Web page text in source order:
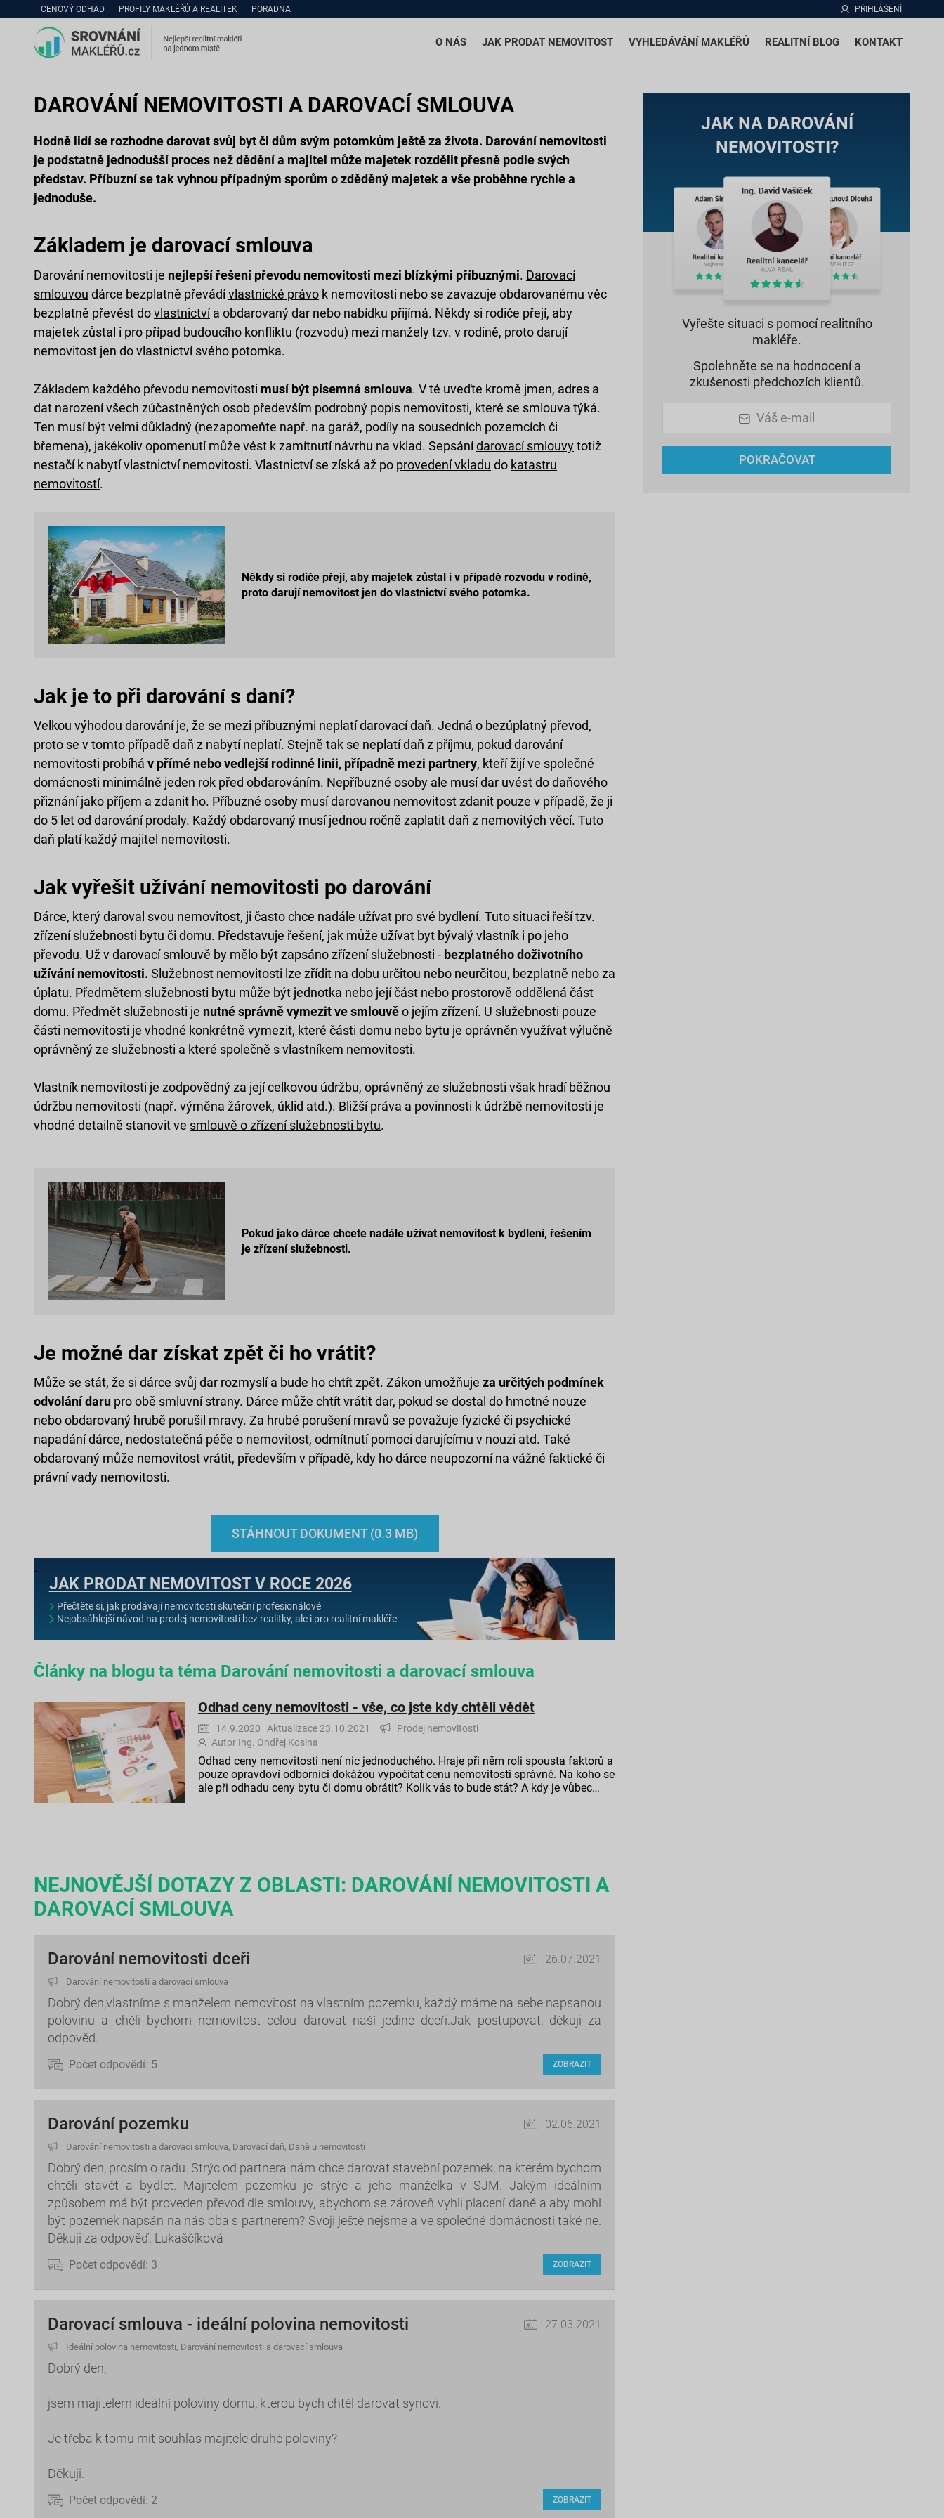
CENOVÝ ODHAD PROFILY MAKLÉŘŮ A REALITEK PORADNA PŘIHLÁŠENÍ
O NÁS JAK PRODAT NEMOVITOST VYHLEDÁVÁNÍ MAKLÉŘŮ REALITNÍ BLOG KONTAKT
DAROVÁNÍ NEMOVITOSTI A DAROVACÍ SMLOUVA
Hodně lidí se rozhodne darovat svůj byt či dům svým potomkům ještě za života. Darování nemovitosti
je podstatně jednodušší proces než dědění a majitel může majetek rozdělit přesně podle svých
představ. Příbuzní se tak vyhnou případným sporům o zděděný majetek a vše proběhne rychle a
jednoduše.
Základem je darovací smlouva
Darování nemovitosti je nejlepší řešení převodu nemovitosti mezi blízkými příbuznými. Darovací
smlouvou dárce bezplatně převádívlastnické právo k nemovitosti nebo se zavazuje obdarovanému věc
bezplatně převést dovlastnictvía obdarovaný dar nebo nabídku přijímá. Někdy si rodiče přejí, aby
majetek zůstal i pro případ budoucího konfliktu (rozvodu) mezi manžely tzv. v rodině, proto darují
nemovitost jen do vlastnictví svého potomka.
Základem každého převodu nemovitosti musí být písemná smlouva. V té uveďte kromě jmen, adres a
dat narození všech zúčastněných osob především podrobný popis nemovitosti, které se smlouva týká.
Ten musí být velmi důkladný (nezapomeňte např. na garáž, podíly na sousedních pozemcích či
břemena), jakékoliv opomenutí může vést k zamítnutí návrhu na vklad. Sepsánídarovací smlouvytotiž
nestačí k nabytí vlastnictví nemovitosti. Vlastnictví se získá až po provedení vkladu do katastru
nemovitostí.
Někdy si rodiče přejí, aby majetek zůstal i v případě rozvodu v rodině,
proto darují nemovitost jen do vlastnictví svého potomka.
Jak je to při darování s daní?
Velkou výhodou darování je, že se mezi příbuznými neplatídarovací daň. Jedná o bezúplatný převod,
proto se v tomto případě daň z nabytíneplatí. Stejně tak se neplatí daň z příjmu, pokud darování
nemovitosti probíhá v přímé nebo vedlejší rodinné linii, případně mezi partnery, kteří žijí ve společné
domácnosti minimálně jeden rok před obdarováním. Nepříbuzné osoby ale musí dar uvést do daňového
přiznání jako příjem a zdanit ho. Příbuzné osoby musí darovanou nemovitost zdanit pouze v případě, že ji
do 5 let od darování prodaly. Každý obdarovaný musí jednou ročně zaplatit daň z nemovitých věcí. Tuto
daň platí každý majitel nemovitosti.
Jak vyřešit užívání nemovitosti po darování
Dárce, který daroval svou nemovitost, ji často chce nadále užívat pro své bydlení. Tuto situaci řeší tzv.
zřízení služebnosti bytu či domu. Představuje řešení, jak může užívat byt bývalý vlastník i po jeho
převodu. Už v darovací smlouvě by mělo být zapsáno zřízení služebnosti - bezplatného doživotního
užívání nemovitosti. Služebnost nemovitosti lze zřídit na dobu určitou nebo neurčitou, bezplatně nebo za
úplatu. Předmětem služebnosti bytu může být jednotka nebo její část nebo prostorově oddělená část
domu. Předmět služebnosti je nutné správně vymezit ve smlouvěo jejím zřízení. U služebnosti pouze
části nemovitosti je vhodné konkrétně vymezit, které části domu nebo bytu je oprávněn využívat výlučně
oprávněný ze služebnosti a které společně s vlastníkem nemovitosti.
Vlastník nemovitosti je zodpovědný za její celkovou údržbu, oprávněný ze služebnosti však hradí běžnou
údržbu nemovitosti (např. výměna žárovek, úklid atd.). Bližší práva a povinnosti k údržbě nemovitosti je
vhodné detailně stanovit ve smlouvě o zřízení služebnosti bytu.
Pokud jako dárce chcete nadále užívat nemovitost k bydlení, řešením
je zřízení služebnosti.
Je možné dar získat zpět či ho vrátit?
Může se stát, že si dárce svůj dar rozmyslí a bude ho chtít zpět. Zákon umožňuje za určitých podmínek
odvolání daru pro obě smluvní strany. Dárce může chtít vrátit dar, pokud se dostal do hmotné nouze
nebo obdarovaný hrubě porušil mravy. Za hrubé porušení mravů se považuje fyzické či psychické
napadání dárce, nedostatečná péče o nemovitost, odmítnutí pomoci darujícímu v nouzi atd. Také
obdarovaný může nemovitost vrátit, především v případě, kdy ho dárce neupozorní na vážné faktické či
právní vady nemovitosti.
STÁHNOUT DOKUMENT (0.3 MB)
JAK PRODAT NEMOVITOST V ROCE 2026
Přečtěte si, jak prodávají nemovitosti skuteční profesionálové
Nejobsáhlejší návod na prodej nemovitosti bez realitky, ale i pro realitní makléře
Články na blogu ta téma Darování nemovitosti a darovací smlouva
Odhad ceny nemovitosti - vše, co jste kdy chtěli vědět
14.9.2020 Aktualizace 23.10.2021
Prodej nemovitosti
Autor Ing. Ondřej Kosina
Odhad ceny nemovitosti není nic jednoduchého. Hraje při něm roli spousta faktorů a
pouze opravdoví odborníci dokážou vypočítat cenu nemovitosti správně. Na koho se
ale při odhadu ceny bytu či domu obrátit? Kolik vás to bude stát? A kdy je vůbec…
NEJNOVĚJŠÍ DOTAZY Z OBLASTI: DAROVÁNÍ NEMOVITOSTI A
DAROVACÍ SMLOUVA
Darování nemovitosti dceři 26.07.2021
Darování nemovitosti a darovací smlouva
Dobrý den,vlastníme s manželem nemovitost na vlastním pozemku, každý máme na sebe napsanou
polovinu a chěli bychom nemovitost celou darovat naší jediné dceři.Jak postupovat, děkuji za
odpověd.
Počet odpovědí: 5 ZOBRAZIT
Darování pozemku 02.06.2021
Darování nemovitosti a darovací smlouva, Darovací daň, Daně u nemovitostí
Dobrý den, prosím o radu. Strýc od partnera nám chce darovat stavební pozemek, na kterém bychom
chtěli stavět a bydlet. Majitelem pozemku je strýc a jeho manželka v SJM. Jakým ideálním
způsobem má být proveden převod dle smlouvy, abychom se zároveň vyhli placení daně a aby mohl
být pozemek napsán na nás oba s partnerem? Svoji ještě nejsme a ve společné domácnosti také ne.
Děkuji za odpověď. Lukaščíková
Počet odpovědí: 3 ZOBRAZIT
Darovací smlouva - ideální polovina nemovitosti 27.03.2021
Ideální polovina nemovitosti, Darování nemovitosti a darovací smlouva
Dobrý den,
jsem majitelem ideální poloviny domu, kterou bych chtěl darovat synovi.
Je třeba k tomu mít souhlas majitele druhé poloviny?
Děkuji.
Počet odpovědí: 2 ZOBRAZIT
JAK NA DAROVÁNÍ
NEMOVITOSTI?
Vyřešte situaci s pomocí realitního
makléře.
Spolehněte se na hodnocení a
zkušenosti předchozích klientů.
Váš e-mail
POKRAČOVAT